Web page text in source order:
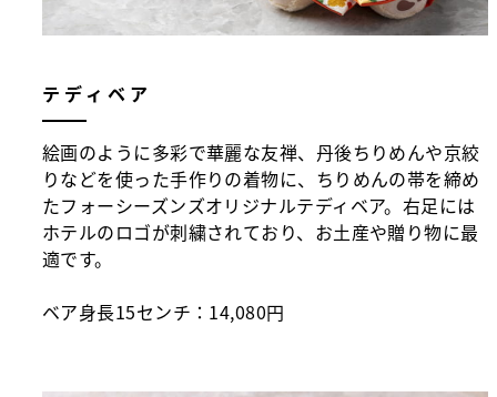
テディベア
絵画のように多彩で華麗な友禅、丹後ちりめんや京絞
りなどを使った手作りの着物に、ちりめんの帯を締め
たフォーシーズンズオリジナルテディベア。右足には
ホテルのロゴが刺繍されており、お土産や贈り物に最
適です。
ベア身長15センチ：14,080円